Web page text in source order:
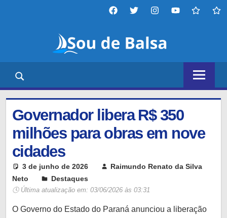
FacebooktwitterinstagramYouTubetiktok
Balsa
de
notícias,
entretenimento,
tecnologia
diversos
outros
temas,
nosso
objetivo
é
Governador libera R$ 350
milhões para obras em nove
cidades
3 de junho de 2026
Raimundo Renato da Silva
Neto
Destaques
🕓 Última atualização em: 03/06/2026 às 03:31
O Governo do Estado do Paraná anunciou a liberação